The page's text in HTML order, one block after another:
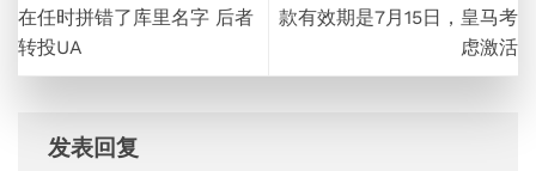
在任时拼错了库里名字 后者
转投UA
款有效期是7月15日，皇马考
虑激活
发表回复